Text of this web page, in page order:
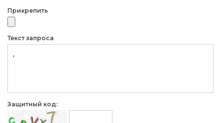
Прикрепить
Текст запроса
Защитный код: